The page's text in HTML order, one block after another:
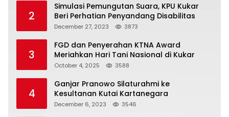
2
Simulasi Pemungutan Suara, KPU Kukar
Beri Perhatian Penyandang Disabilitas
December 27, 2023 3873
3
FGD dan Penyerahan KTNA Award
Meriahkan Hari Tani Nasional di Kukar
October 4, 2025 3588
4
Ganjar Pranowo Silaturahmi ke
Kesultanan Kutai Kartanegara
December 6, 2023 3546